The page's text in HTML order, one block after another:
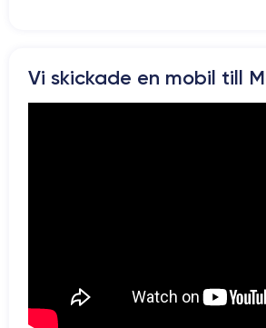
Pour découvrir en détail les
Vi skickade en mobil till